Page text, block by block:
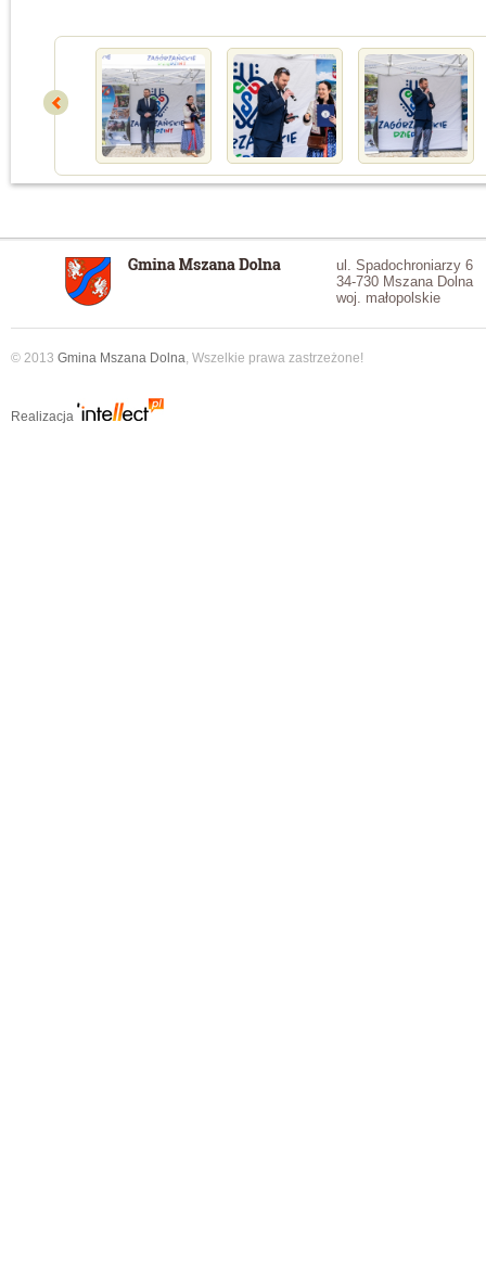
ul. Spadochroniarzy 6
34-730 Mszana Dolna
woj. małopolskie
© 2013 Gmina Mszana Dolna, Wszelkie prawa zastrzeżone!
Realizacja